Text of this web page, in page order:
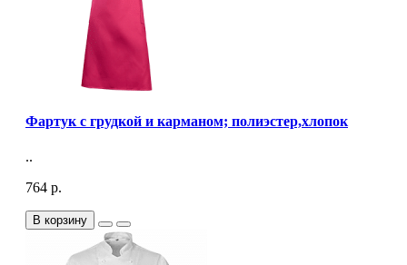
Фартук с грудкой и карманом; полиэстер,хлопок
..
764 р.
В корзину